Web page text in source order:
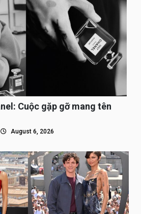
Cuộc gặp gỡ mang tên
August 6, 2026